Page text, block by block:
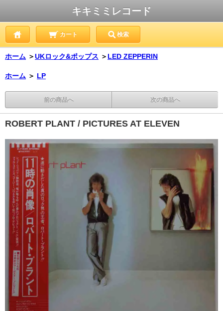
キキミミレコード
カート 検索
ホーム ＞UKロック&ポップス ＞ LED ZEPPERIN
ホーム ＞ LP
前の商品へ 次の商品へ
ROBERT PLANT / PICTURES AT ELEVEN